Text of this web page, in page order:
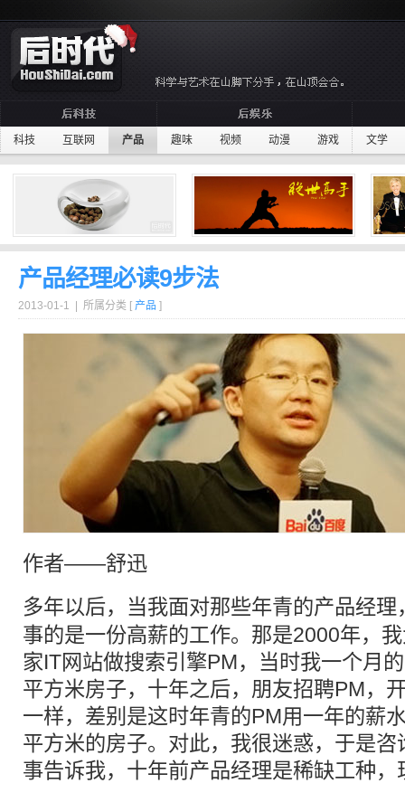
科技 互联网 产品 趣味 视频 动漫 游戏 文学
产品经理必读9步法
2013-01-1 | 所属分类 [ 产品 ]
作者——舒迅
多年以后，当我面对那些年青的产品经理
事的是一份高薪的工作。那是2000年，
家IT网站做搜索引擎PM，当时我一个月
平方米房子，十年之后，朋友招聘PM，
一样，差别是这时年青的PM用一年的薪
平方米的房子。对此，我很迷惑，于是
事告诉我，十年前产品经理是稀缺工种，